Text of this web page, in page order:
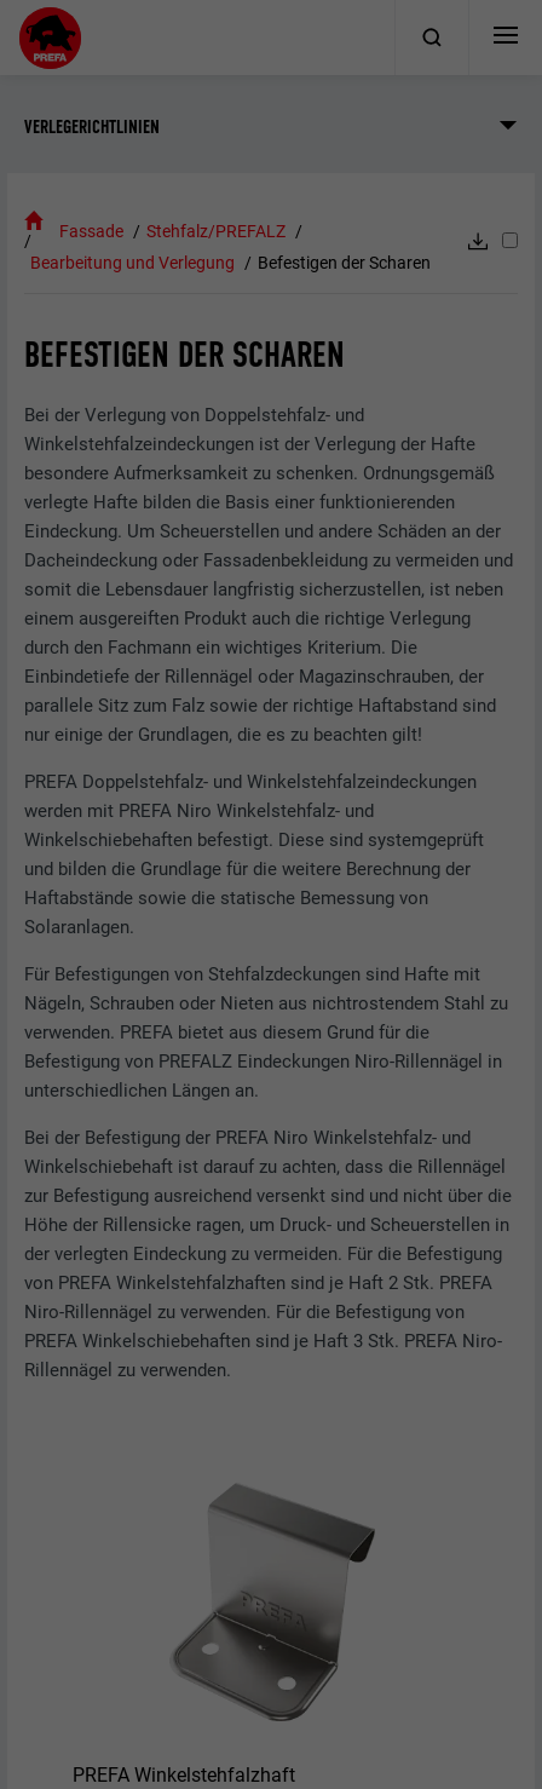
VERLEGERICHTLINIEN
Fassade
Stehfalz/PREFALZ
Bearbeitung und Verlegung
Befestigen der Scharen
BEFESTIGEN DER SCHAREN
Bei der Verlegung von Doppelstehfalz- und
Winkelstehfalzeindeckungen ist der Verlegung der Hafte
besondere Aufmerksamkeit zu schenken. Ordnungsgemäß
verlegte Hafte bilden die Basis einer funktionierenden
Eindeckung. Um Scheuerstellen und andere Schäden an der
Dacheindeckung oder Fassadenbekleidung zu vermeiden und
somit die Lebensdauer langfristig sicherzustellen, ist neben
einem ausgereiften Produkt auch die richtige Verlegung
durch den Fachmann ein wichtiges Kriterium. Die
Einbindetiefe der Rillennägel oder Magazinschrauben, der
parallele Sitz zum Falz sowie der richtige Haftabstand sind
nur einige der Grundlagen, die es zu beachten gilt!
PREFA Doppelstehfalz- und Winkelstehfalzeindeckungen
werden mit PREFA Niro Winkelstehfalz- und
Winkelschiebehaften befestigt. Diese sind systemgeprüft
und bilden die Grundlage für die weitere Berechnung der
Haftabstände sowie die statische Bemessung von
Solaranlagen.
Für Befestigungen von Stehfalzdeckungen sind Hafte mit
Nägeln, Schrauben oder Nieten aus nichtrostendem Stahl zu
verwenden. PREFA bietet aus diesem Grund für die
Befestigung von PREFALZ Eindeckungen Niro-Rillennägel in
unterschiedlichen Längen an.
Bei der Befestigung der PREFA Niro Winkelstehfalz- und
Winkelschiebehaft ist darauf zu achten, dass die Rillennägel
zur Befestigung ausreichend versenkt sind und nicht über die
Höhe der Rillensicke ragen, um Druck- und Scheuerstellen in
der verlegten Eindeckung zu vermeiden. Für die Befestigung
von PREFA Winkelstehfalzhaften sind je Haft 2 Stk. PREFA
Niro-Rillennägel zu verwenden. Für die Befestigung von
PREFA Winkelschiebehaften sind je Haft 3 Stk. PREFA Niro-
Rillennägel zu verwenden.
PREFA Winkelstehfalzhaft